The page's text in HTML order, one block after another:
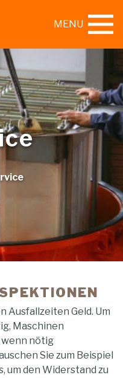
MENU
Ausfallzeiten Geld. Um
Maschinen
wenn nötig
Sie zum Beispiel
um den Widerstand zu